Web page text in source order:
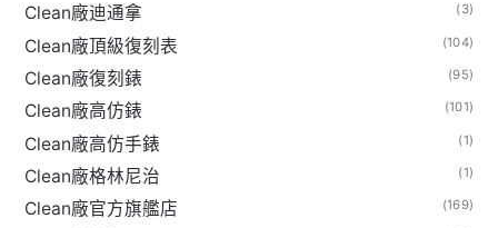
Clean廠迪通拿 (3)
Clean廠頂級復刻表 (104)
Clean廠復刻錶 (95)
Clean廠高仿錶 (101)
Clean廠高仿手錶 (1)
Clean廠格林尼治 (1)
Clean廠官方旗艦店 (169)